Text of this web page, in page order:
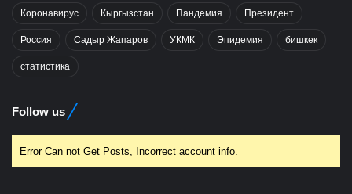
Коронавирус Кыргызстан Пандемия Президент
Россия Садыр Жапаров УКМК Эпидемия бишкек
статистика
Follow us
Error Can not Get Posts, Incorrect account info.